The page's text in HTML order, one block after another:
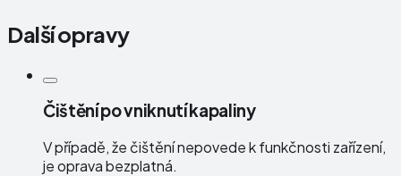
Další opravy
Čištění po vniknutí kapaliny
V případě, že čištění nepovede k funkčnosti zařízení,
je oprava bezplatná.